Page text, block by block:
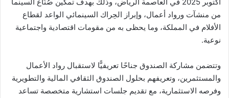
من منشآت ورواد أعمال، وإبراز الحِراك السينمائي الواعد لقطاع
الأفلام في المملكة، وما يحظى به من مقومات اقتصادية واجتماعية
نوعية.
وتتضمن مشاركة الصندوق جناحًا تعريفيًّا لاستقبال رواد الأعمال
والمستثمرين، وتعريفهم بحلول الصندوق الثقافي المالية والتطويرية
وفرصه الاستثمارية، مع تقديم جلسات استشارية متخصصة تساعد